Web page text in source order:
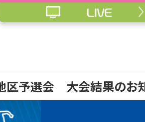
区予選会 大会結果のお